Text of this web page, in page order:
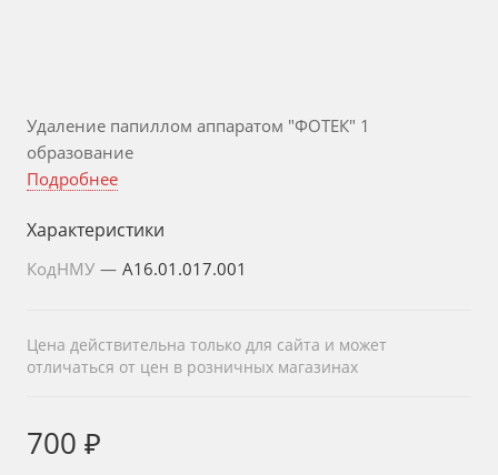
Удаление папиллом аппаратом "ФОТЕК" 1
образование
Подробнее
Характеристики
КодНМУ — A16.01.017.001
Цена действительна только для сайта и может
отличаться от цен в розничных магазинах
700 ₽